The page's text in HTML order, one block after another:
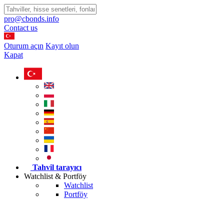
pro@cbonds.info
Contact us
Oturum açın Kayıt olun
Kapat
Tahvil tarayıcı
Watchlist & Portföy
Watchlist
Portföy